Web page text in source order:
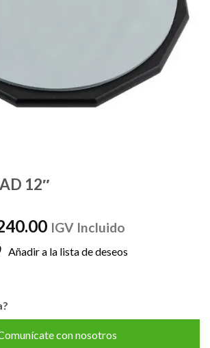
12″
El
actual
IGV Incluido
Añadir a la lista de deseos
con nosotros